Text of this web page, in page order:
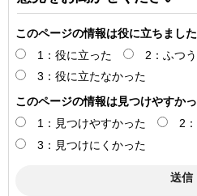
このページの情報は役に立ちまし
1：役に立った
2：ふつう
3：役に立たなかった
このページの情報は見つけやすか
1：見つけやすかった
2
3：見つけにくかった